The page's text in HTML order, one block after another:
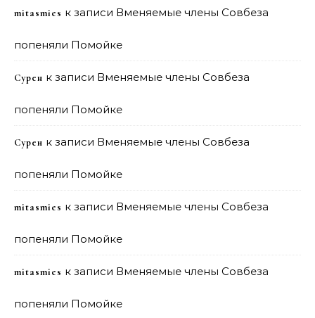
mitasmies к записи Вменяемые члены Совбеза
попеняли Помойке
Сурен к записи Вменяемые члены Совбеза
попеняли Помойке
Сурен к записи Вменяемые члены Совбеза
попеняли Помойке
mitasmies к записи Вменяемые члены Совбеза
попеняли Помойке
mitasmies к записи Вменяемые члены Совбеза
попеняли Помойке